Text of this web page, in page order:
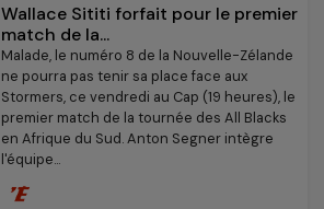
Wallace Sititi forfait pour le premier
match de la...
Malade, le numéro 8 de la Nouvelle-Zélande
ne pourra pas tenir sa place face aux
Stormers, ce vendredi au Cap (19 heures), le
premier match de la tournée des All Blacks
en Afrique du Sud. Anton Segner intègre
l'équipe...